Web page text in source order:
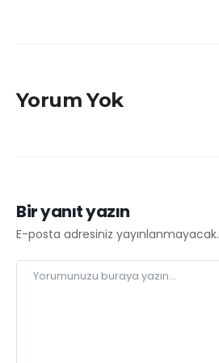
Yorum Yok
Bir yanıt yazın
E-posta adresiniz yayınlanmayacak.